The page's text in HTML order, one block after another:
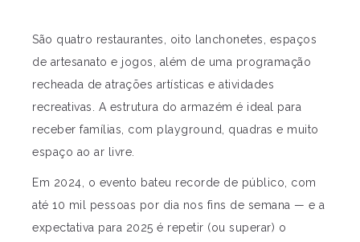
São quatro restaurantes, oito lanchonetes, espaços
de artesanato e jogos, além de uma programação
recheada de atrações artísticas e atividades
recreativas. A estrutura do armazém é ideal para
receber famílias, com playground, quadras e muito
espaço ao ar livre.
Em 2024, o evento bateu recorde de público, com
até 10 mil pessoas por dia nos fins de semana — e a
expectativa para 2025 é repetir (ou superar) o